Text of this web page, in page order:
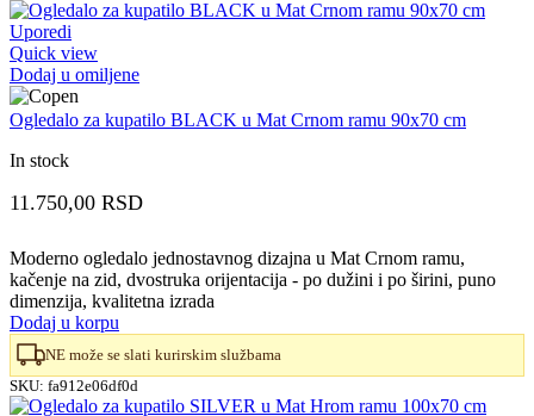
Uporedi
Quick view
Dodaj u omiljene
Ogledalo za kupatilo BLACK u Mat Crnom ramu 90x70 cm
In stock
11.750,00 RSD
Moderno ogledalo jednostavnog dizajna u Mat Crnom ramu,
kačenje na zid, dvostruka orijentacija - po dužini i po širini, puno
dimenzija, kvalitetna izrada
Dodaj u korpu
NE može se slati kurirskim službama
SKU: fa912e06df0d